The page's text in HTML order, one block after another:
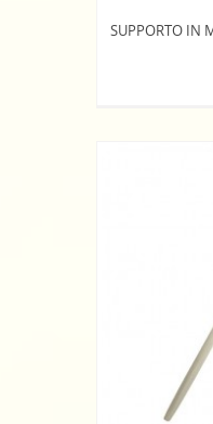
SUPPORTO IN